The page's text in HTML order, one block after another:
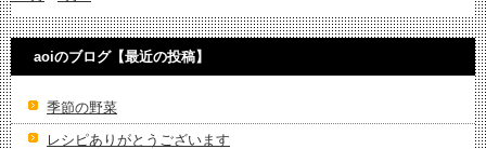
aoiのブログ【最近の投稿】
季節の野菜
レシピありがとうございます